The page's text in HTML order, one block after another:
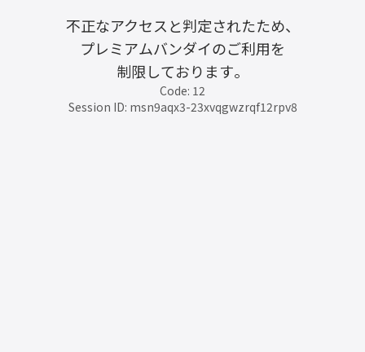
不正なアクセスと判定されたため、
プレミアムバンダイのご利用を
制限しております。
Code: 12
Session ID: msn9aqx3-23xvqgwzrqf12rpv8